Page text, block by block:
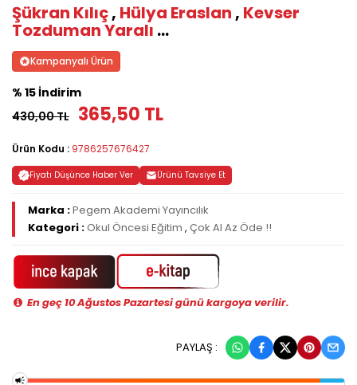
Şükran Kılıç, Hülya Eraslan , Kevser
Tozduman Yaralı ...
Kampanyalı Ürün
% 15 İndirim
430,00 TL 365,50 TL
Ürün Kodu : 9786257676427
Fiyatı Düşünce Haber Ver Ürünü Tavsiye Et
Marka :Pegem Akademi Yayıncılık
Kategori :Okul Öncesi Eğitim , Çok Al Az Öde !!
En geç 10 Ağustos Pazartesi günü kargoya verilir.
PAYLAŞ :